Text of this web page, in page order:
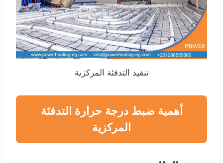
تنفيذ التدفئة المركزية
أهمية ضبط درجة حرارة التدفئة
المركزية